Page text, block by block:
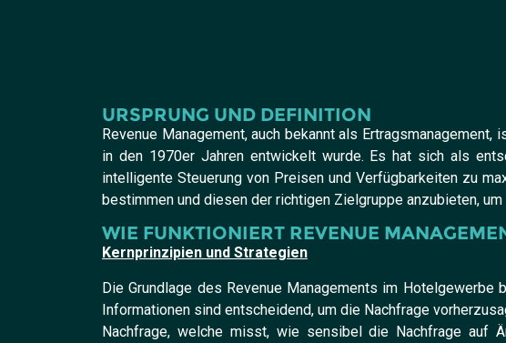
URSPRUNG UND DEFINITION
Revenue Management, auch bekannt als
in den 1970er Jahren entwickelt wurde. Es hat sich als
intelligente Steuerung von Preisen und Verfügbarkeiten zu
bestimmen und diesen der richtigen Zielgruppe anzubieten, um
WIE FUNKTIONIERT REVENUE
Kernprinzipien und Strategien
Die Grundlage des Revenue Managements im
Informationen sind entscheidend, um die Nachfrage
Nachfrage, welche misst, wie sensibel die Nachfrage auf